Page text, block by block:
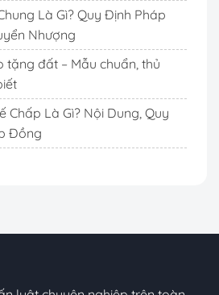
Là Gì? Quy Định Pháp
Nhượng
tặng đất – Mẫu chuẩn, thủ
Chấp Là Gì? Nội Dung, Quy
Đồng